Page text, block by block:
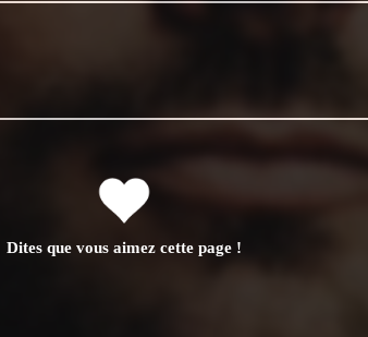
Dites que vous aimez cette page !